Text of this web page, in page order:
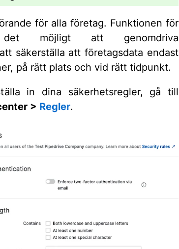
för alla företag. Funktionen för
det möjligt att genomdriva
säkerställa att företagsdata endast
på rätt plats och vid rätt tidpunkt.
in dina säkerhetsregler, gå till
> Regler.